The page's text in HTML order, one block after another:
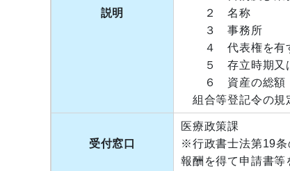
説明
２ 名称
３ 事務所
４ 代表権を有す
５ 存立時期又は
６ 資産の総額
組合等登記令の規
受付窓口
医療政策課
※行政書士法第19条
報酬を得て申請書等